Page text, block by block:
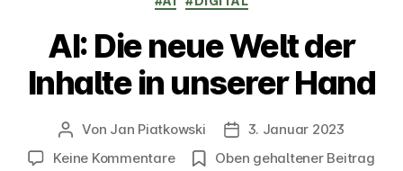
AI: Die neue Welt der
Inhalte in unserer Hand
Beitragsautor
Von Jan Piatkowski Veröffentlichungsdatum
3. Januar 2023
Keine Kommentarezu
Oben gehaltener Beitrag